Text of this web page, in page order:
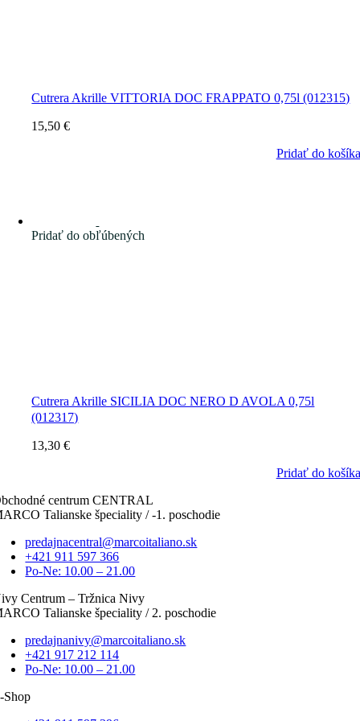
Cutrera Akrille VITTORIA DOC FRAPPATO 0,75l (012315)
15,50€
Pridať do košíka
Pridať do obľúbených
Cutrera Akrille SICILIA DOC NERO D AVOLA 0,75l
(012317)
13,30€
Pridať do košíka
centrum CENTRAL
Talianske špeciality / -1. poschodie
predajnacentral@marcoitaliano.sk
+421 911 597 366
Po-Ne: 10.00 – 21.00
Centrum – Tržnica Nivy
Talianske špeciality / 2. poschodie
predajnanivy@marcoitaliano.sk
+421 917 212 114
Po-Ne: 10.00 – 21.00
Shop